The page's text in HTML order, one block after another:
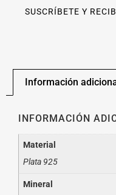
SUSCRÍBETE Y
Información
INFORMACIÓN
Material
Plata 925
Mineral